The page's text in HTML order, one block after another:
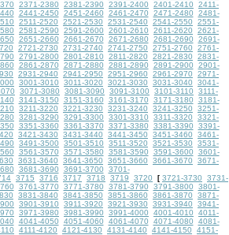
2371-2380 2381-2390 2391-2400 2401-2410
2411-
2441-2450 2451-2460 2461-2470 2471-2480
2481-
2511-2520 2521-2530 2531-2540 2541-2550
2551-
2581-2590 2591-2600 2601-2610 2611-2620
2621-
2651-2660 2661-2670 2671-2680 2681-2690
2691-
2721-2730 2731-2740 2741-2750 2751-2760
2761-
2791-2800 2801-2810 2811-2820 2821-2830
2831-
2861-2870 2871-2880 2881-2890 2891-2900
2901-
2931-2940 2941-2950 2951-2960 2961-2970
2971-
3001-3010 3011-3020 3021-3030 3031-3040
3041-
3071-3080 3081-3090 3091-3100 3101-3110
3111-
3141-3150 3151-3160 3161-3170 3171-3180
3181-
3211-3220 3221-3230 3231-3240 3241-3250
3251-
3281-3290 3291-3300 3301-3310 3311-3320
3321-
3351-3360 3361-3370 3371-3380 3381-3390
3391-
3421-3430 3431-3440 3441-3450 3451-3460
3461-
3491-3500 3501-3510 3511-3520 3521-3530
3531-
3561-3570 3571-3580 3581-3590 3591-3600
3601-
3631-3640 3641-3650 3651-3660 3661-3670
3671-
3681-3690 3691-3700
3701-
3715 3716 3717 3718 3719 3720 [ 3721-3730
3731-
3761-3770 3771-3780 3781-3790 3791-3800
3801-
3831-3840 3841-3850 3851-3860 3861-3870
3871-
3901-3910 3911-3920 3921-3930 3931-3940
3941-
3971-3980 3981-3990 3991-4000 4001-4010
4011-
4041-4050 4051-4060 4061-4070 4071-4080
4081-
4111-4120 4121-4130 4131-4140 4141-4150
4151-